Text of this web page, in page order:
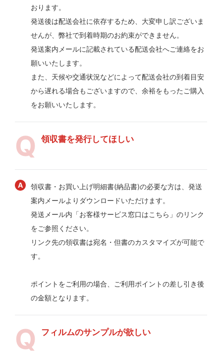
おります。
発送後は配送会社に依存するため、大変申し訳ございま
せんが、弊社で到着時期のお約束ができません。
発送案内メールに記載されている配送会社へご連絡をお
願いいたします。
また、天候や交通状況などによって配送会社の到着目安
から遅れる場合もございますので、余裕をもったご購入
をお願いいたします。
領収書を発行してほしい
領収書・お買い上げ明細書(納品書)の必要な方は、発送
案内メールよりダウンロードいただけます。
発送メール内「お客様サービス窓口はこちら」のリンク
をご参照ください。
リンク先の領収書は宛名・但書のカスタマイズが可能で
す。
ポイントをご利用の場合、ご利用ポイントの差し引き後
の金額となります。
フィルムのサンプルが欲しい